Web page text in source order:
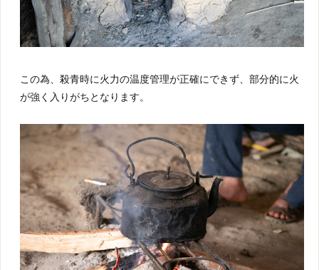
この為、殺青時に火力の温度管理が正確にできず、部分的に火
が強く入りがちとなります。